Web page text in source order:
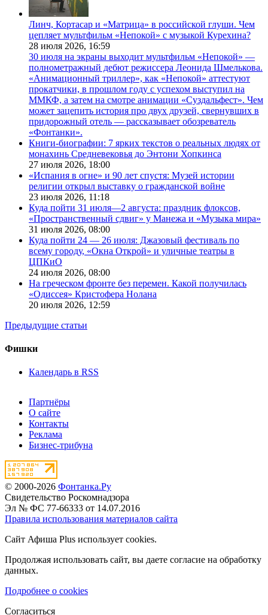
Линч, Кортасар и «Матрица» в российской глуши. Чем
цепляет мультфильм «Непокой» с музыкой Курехина?
28 июля 2026, 16:59
30 июля на экраны выходит мультфильм «Непокой» —
полнометражный дебют режиссера Леонида Шмелькова.
«Анимационный триллер», как «Непокой» аттестуют
прокатчики, в прошлом году с успехом выступил на
ММКФ, а затем на смотре анимации «Суздальфест». Чем
может зацепить история про двух друзей, свернувших в
придорожный отель — рассказывает обозреватель
«Фонтанки».
Книги-биографии: 7 ярких текстов о реальных людях от
монахинь Средневековья до Энтони Хопкинса
27 июля 2026, 18:00
«Испания в огне» и 90 лет спустя: Музей истории
религии открыл выставку о гражданской войне
23 июля 2026, 11:18
Куда пойти 31 июля—2 августа: праздник флоксов,
«Пространственный сдвиг» у Манежа и «Музыка мира»
31 июля 2026, 08:00
Куда пойти 24 — 26 июля: Джазовый фестиваль по
всему городу, «Окна Открой» и уличные театры в
ЦПКиО
24 июля 2026, 08:00
На греческом фронте без перемен. Какой получилась
«Одиссея» Кристофера Нолана
20 июля 2026, 12:59
Предыдущие статьи
Фишки
Календарь в RSS
Партнёры
О сайте
Контакты
Реклама
Бизнес-трибуна
© 2000-2026 Фонтанка.Ру
Свидетельство Роскомнадзора
Эл № ФС 77-66333 от 14.07.2016
Правила использования материалов сайта
Сайт Афиша Plus использует cookies.
Продолжая использовать сайт, вы даете согласие на обработку
данных.
Подробнее о cookies
Согласиться